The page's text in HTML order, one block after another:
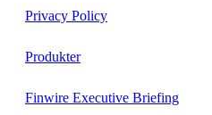
Privacy Policy
Produkter
Finwire Executive Briefing